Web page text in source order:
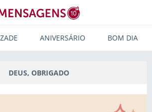
ANIVERSÁRIO BOM DIA
DEUS, OBRIGADO